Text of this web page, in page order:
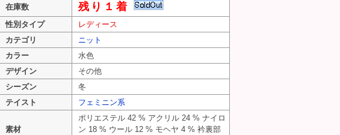
在庫数
残り１着
性別タイプ
レディース
カテゴリ
ニット
カラー
水色
デザイン
その他
シーズン
冬
テイスト
フェミニン系
素材
ポリエステル 42 % アクリル 24 % ナイロ
ン 18 % ウール 12 % モヘヤ 4 % 衿裏部